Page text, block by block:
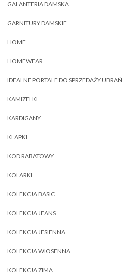
GALANTERIA DAMSKA
GARNITURY DAMSKIE
HOME
HOMEWEAR
IDEALNE PORTALE DO SPRZEDAŻY UBRAŃ
KAMIZELKI
KARDIGANY
KLAPKI
KOD RABATOWY
KOLARKI
KOLEKCJA BASIC
KOLEKCJA JEANS
KOLEKCJA JESIENNA
KOLEKCJA WIOSENNA
KOLEKCJA ZIMA